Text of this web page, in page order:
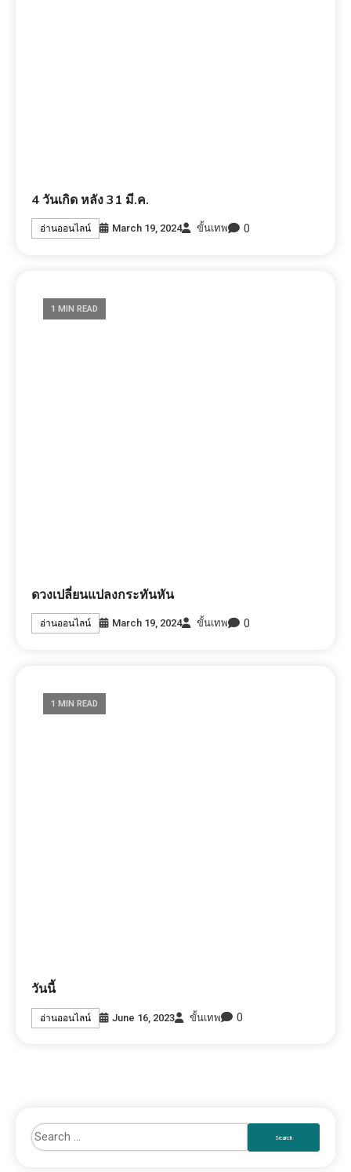
4 วันเกิด หลัง 31 มี.ค.
อ่านออนไลน์ March 19, 2024 ขั้นเทพ 0
1 MIN READ
ดวงเปลี่ยนแปลงกระทันหัน
อ่านออนไลน์ March 19, 2024 ขั้นเทพ 0
1 MIN READ
วันนี้
อ่านออนไลน์ June 16, 2023 ขั้นเทพ 0